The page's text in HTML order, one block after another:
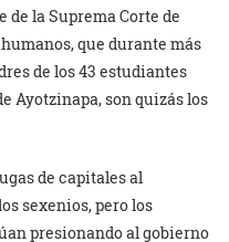
la Suprema Corte de
que durante más
de los 43 estudiantes
Ayotzinapa, son quizás los
de capitales al
sexenios, pero los
presionando al gobierno